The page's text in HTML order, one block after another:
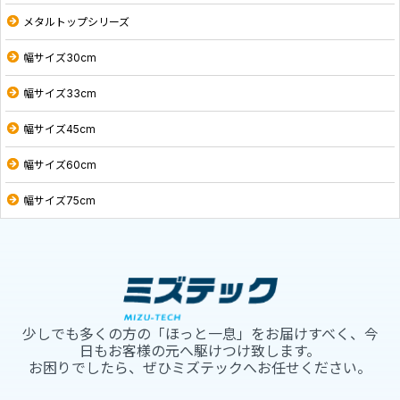
メタルトップシリーズ
幅サイズ30cm
幅サイズ33cm
幅サイズ45cm
幅サイズ60cm
幅サイズ75cm
少しでも多くの方の「ほっと一息」をお届けすべく、今
日もお客様の元へ駆けつけ致します。
お困りでしたら、ぜひミズテックへお任せください。